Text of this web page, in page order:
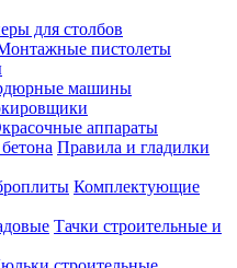
для столбов
пистолеты
машины
аппараты
Правила и гладилки
Комплектующие
Тачки строительные и